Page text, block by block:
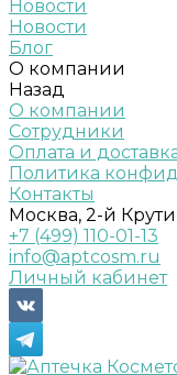
Новости
Новости
Блог
О компании
Назад
О компании
Сотрудники
Оплата и
Политика
Контакты
Москва, 2-й
+7 (499) 110-01-13
info@aptcosm.ru
Личный кабинет